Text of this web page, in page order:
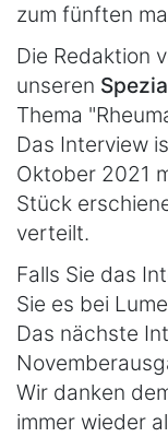
zum fünften
Die Redaktion
unseren
Thema
Das Interview
Oktober 2021
Stück
verteilt.
Falls Sie das
Sie es bei
Das nächste
Wir danken
immer wieder